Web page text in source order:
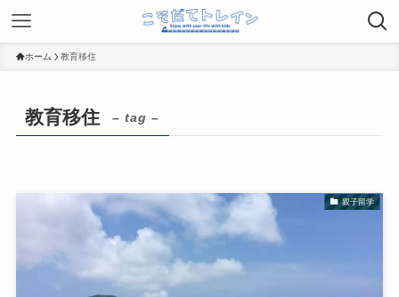
ホーム 教育移住
教育移住 – tag –
親子留学